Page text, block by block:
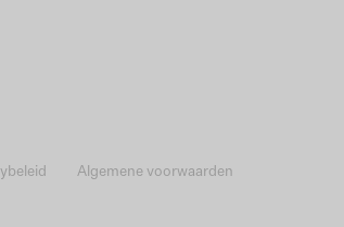
Algemene voorwaarden